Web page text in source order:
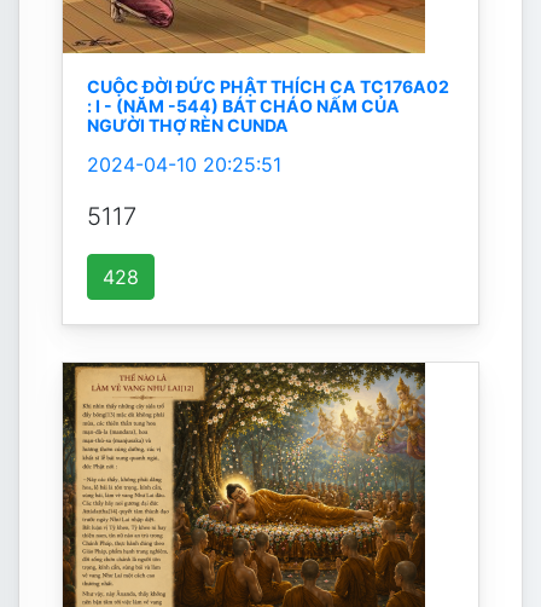
CUỘC ĐỜI ĐỨC PHẬT THÍCH CA TC176A02
: I - (NĂM -544) BÁT CHÁO NẤM CỦA
NGƯỜI THỢ RÈN CUNDA
2024-04-10 20:25:51
5117
428